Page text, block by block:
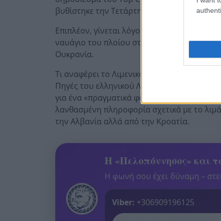
βυθίστηκε την Τετάρτη κοντά στην Άνδρο
Επιπλέον, γίνεται λόγος για έρευνες από
ναυάγιο του πλοίου στην Άνδρο, στο
Ουκρανία.
Τι αναφέρει το Λιμενικό για το αλβανικό
Πηγές του ελληνικού Λιμενικού, με τις
για ένα «πραγματικά φανταστικό σενάριο»,
λανθασμένη πληροφορία σχετικά με το
την Αλβανία αλλά από την Κροατία.
Η «Πελοπόννησος» και
Η φωνή σου έχει δύναμη –
Viber: +306909196125